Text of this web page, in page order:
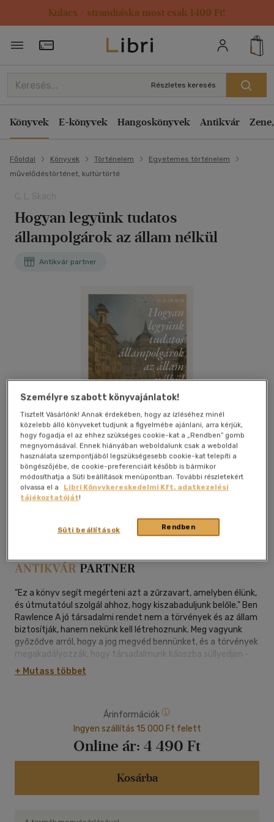
Kulacs / strandtáska most csak 1499 Ft!
Törzsvásárlói Kártya adatai
Részletes keresés
Könyvek E-könyvek Hangoskönyvek Antikvár
Főoldal Könyvek Történelem
Egyetemes történelem
művelődéstörténet, kultúrtörté
Hogyan legyünk tudatos
állampolgárok az állam nélkül
Antikvár partner
Kívánságlistához adom
"Ez a könyv segít megérteni azt a zűrzavart, amelyben élünk,
és útmutatóul szolgál ahhoz, hogy kiszabaduljunk belőle." Ben
Rawlence A jó társadalmi rendet nem a törvények és az állam
biztosítják, hanem nekünk kell létrehoznunk. Meg vagyunk
győződve arról, hogy a jog megvéd bennünket, és a törvények
megakadályozzák, hogy társadalmunk káoszba süllyedjen -
nélkülük honnan tudnánk, mi a helyes és helytelen, miként
működhetnének jól a közösségeink, és hogyan lehetnénk jó
professzoraként mindig is hitt a jog hatalmában, sőt nem egy
háború sújtotta ország alkotmányának megírásában részt
vett, hogy segítsen megoldani az adott társadalom
problémáit. Többéves munkája után mégis rá kellett
döbbennie, hogy a jó társadalmi rendet nem lehet felülről
rákényszeríteni az emberekre. Az ugyanis nem a törvényekre
+ Mutass többet
Árinformációk
Ingyen szállítás 15 000 Ft felett
Online ár: 4 490 Ft
Kosárba
Személyre szabott könyvajánlatok!
Tisztelt Vásárlónk! Annak érdekében, hogy az ízléséhez minél
közelebb álló könyveket tudjunk a figyelmébe ajánlani, arra kérjük,
hogy fogadja el az ehhez szükséges cookie-kat a „Rendben” gomb
megnyomásával. Ennek hiányában weboldalunk csak a weboldal
használata szempontjából legszükségesebb cookie-kat telepíti a
böngészőjébe, de cookie-preferenciáit később is bármikor
módosíthatja a Süti beállítások menüpontban. További részletekért
olvassa el a
Libri Könyvkereskedelmi Kft. adatkezelési
tájékoztatóját!
Rendben
Süti beállítások